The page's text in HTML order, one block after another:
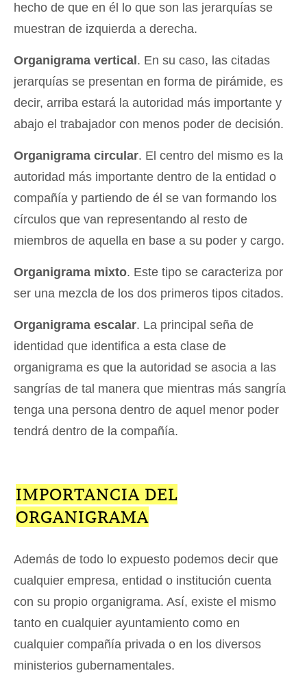
hecho de que en él lo que son las jerarquías se
muestran de izquierda a derecha.
Organigrama vertical . En su caso, las citadas
jerarquías se presentan en forma de pirámide, es
decir, arriba estará la autoridad más importante y
abajo el trabajador con menos poder de decisión.
Organigrama circular. El centro del mismo es la
autoridad más importante dentro de la entidad o
compañía y partiendo de él se van formando los
círculos que van representando al resto de
miembros de aquella en base a su poder y cargo.
Organigrama mixto. Este tipo se caracteriza por
ser una mezcla de los dos primeros tipos citados.
Organigrama escalar. La principal seña de
identidad que identifica a esta clase de
organigrama es que la autoridad se asocia a las
sangrías de tal manera que mientras más sangría
tenga una persona dentro de aquel menor poder
tendrá dentro de la compañía.
IMPORTANCIA DEL
ORGANIGRAMA
Además de todo lo expuesto podemos decir que
cualquier empresa, entidad o institución cuenta
con su propio organigrama. Así, existe el mismo
tanto en cualquier ayuntamiento como en
cualquier compañía privada o en los diversos
ministerios gubernamentales.